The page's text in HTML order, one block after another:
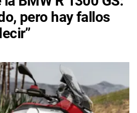
pero hay fallos